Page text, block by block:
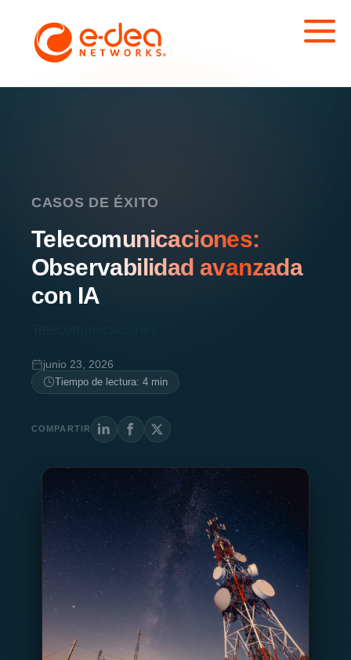
CASOS DE ÉXITO
Telecomunicaciones:
Observabilidad avanzada
con IA
junio 23, 2026
Tiempo de lectura: 4 min
COMPARTIR